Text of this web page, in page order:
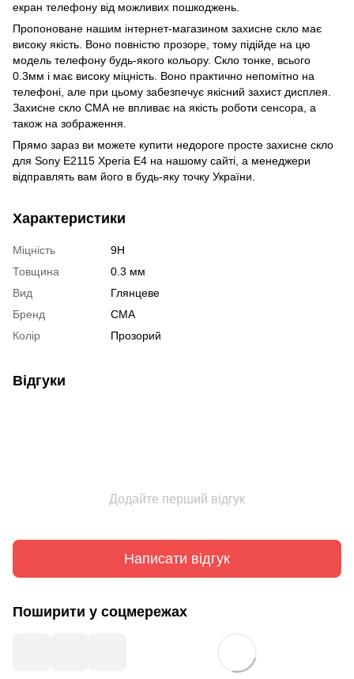
екран телефону від можливих пошкоджень.
Пропоноване нашим інтернет-магазином захисне скло має
високу якість. Воно повністю прозоре, тому підійде на цю
модель телефону будь-якого кольору. Скло тонке, всього
0.3мм і має високу міцність. Воно практично непомітно на
телефоні, але при цьому забезпечує якісний захист дисплея.
Захисне скло СМА не впливає на якість роботи сенсора, а
також на зображення.
Прямо зараз ви можете купити недороге просте захисне скло
для Sony E2115 Xperia E4 на нашому сайті, а менеджери
відправлять вам його в будь-яку точку України.
Характеристики
Міцність
9H
Товщина
0.3 мм
Вид
Глянцеве
Бренд
CMA
Колір
Прозорий
Відгуки
Додайте перший відгук
Написати відгук
Поширити у соцмережах